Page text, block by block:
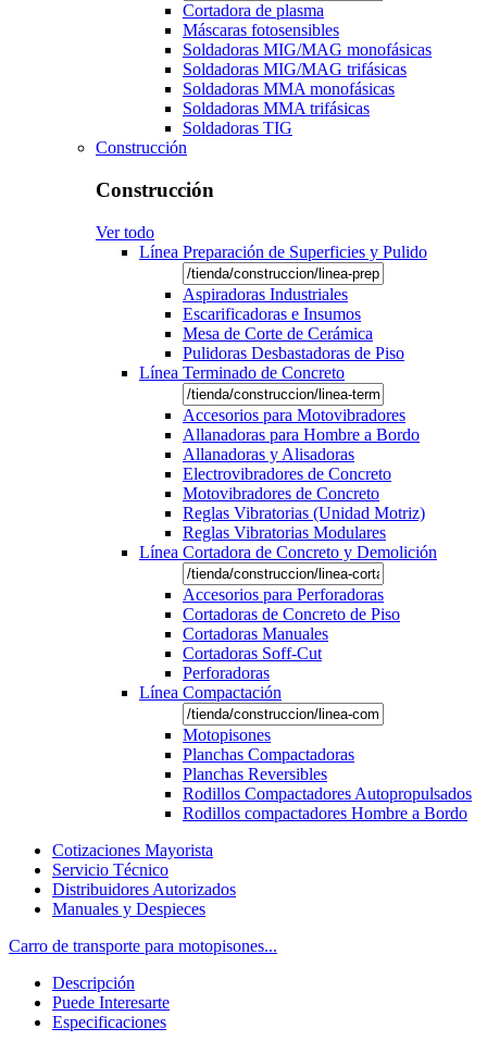
Cortadora de plasma
Máscaras fotosensibles
Soldadoras MIG/MAG monofásicas
Soldadoras MIG/MAG trifásicas
Soldadoras MMA monofásicas
Soldadoras MMA trifásicas
Soldadoras TIG
Construcción
Construcción
Ver todo
Línea Preparación de Superficies y Pulido
Aspiradoras Industriales
Escarificadoras e Insumos
Mesa de Corte de Cerámica
Pulidoras Desbastadoras de Piso
Línea Terminado de Concreto
Accesorios para Motovibradores
Allanadoras para Hombre a Bordo
Allanadoras y Alisadoras
Electrovibradores de Concreto
Motovibradores de Concreto
Reglas Vibratorias (Unidad Motriz)
Reglas Vibratorias Modulares
Línea Cortadora de Concreto y Demolición
Accesorios para Perforadoras
Cortadoras de Concreto de Piso
Cortadoras Manuales
Cortadoras Soff-Cut
Perforadoras
Línea Compactación
Motopisones
Planchas Compactadoras
Planchas Reversibles
Rodillos Compactadores Autopropulsados
Rodillos compactadores Hombre a Bordo
Cotizaciones Mayorista
Servicio Técnico
Distribuidores Autorizados
Manuales y Despieces
Carro de transporte para motopisones...
Descripción
Puede Interesarte
Especificaciones